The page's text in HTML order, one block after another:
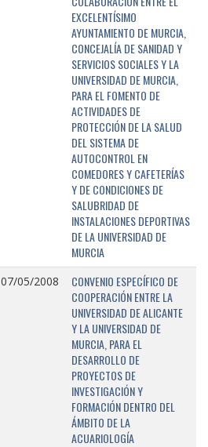
EXCELENTÍSIMO
AYUNTAMIENTO DE MURCIA,
CONCEJALÍA DE SANIDAD Y
SERVICIOS SOCIALES Y LA
UNIVERSIDAD DE MURCIA,
PARA EL FOMENTO DE
ACTIVIDADES DE
PROTECCIÓN DE LA SALUD
DEL SISTEMA DE
AUTOCONTROL EN
COMEDORES Y CAFETERÍAS
Y DE CONDICIONES DE
SALUBRIDAD DE
INSTALACIONES DEPORTIVAS
DE LA UNIVERSIDAD DE
MURCIA
07/05/2008
CONVENIO ESPECÍFICO DE
COOPERACIÓN ENTRE LA
UNIVERSIDAD DE ALICANTE
Y LA UNIVERSIDAD DE
MURCIA, PARA EL
DESARROLLO DE
PROYECTOS DE
INVESTIGACIÓN Y
FORMACIÓN DENTRO DEL
ÁMBITO DE LA
ACUARIOLOGÍA